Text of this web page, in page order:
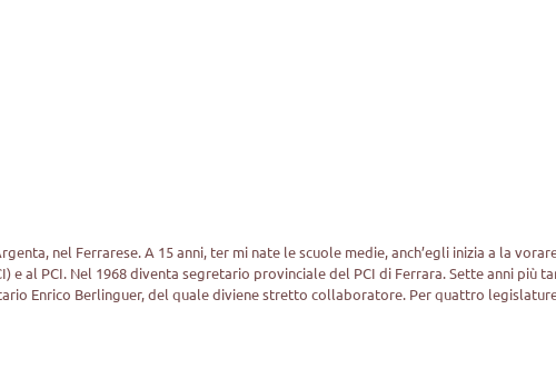
nel Ferrarese. A 15 anni, ter mi nate le scuole medie, anch’egli inizia a la
e al PCI. Nel 1968 diventa segretario provinciale del PCI di Ferrara. Sette anni più
Enrico Berlinguer, del quale diviene stretto collaboratore. Per quattro